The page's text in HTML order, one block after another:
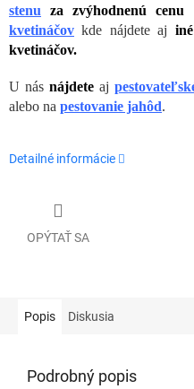
stenu
za zvýhodnenú cenu
kvetináčov kde nájdete aj
kvetináčov.
U nás nájdete aj
alebo na pestovanie jahôd.
Detailné informácie
OPÝTAŤ SA
Popis Diskusia
Podrobný popis